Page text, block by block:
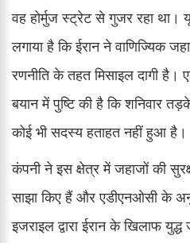
वह होर्मुज स्ट्रेट से गुजर रहा
लगाया है कि ईरान ने वाणिज्यिक
रणनीति के तहत मिसाइल दागी
बयान में पुष्टि की है कि शनिवार
कोई भी सदस्य हताहत नहीं हुआ है।
कंपनी ने इस क्षेत्र में जहाजों की
साझा किए हैं और एडीएनओसी के
इजराइल द्वारा ईरान के खिलाफ